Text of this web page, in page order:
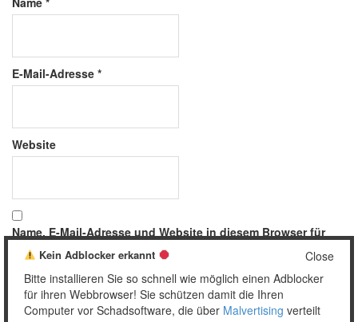
E-Mail-Adresse *
Website
Name, E-Mail-Adresse und Website in diesem Browser für
meinen nächsten Kommentar speichern.
Close
Kein Adblocker erkannt
Bitte installieren Sie so schnell wie möglich einen Adblocker
für ihren Webbrowser! Sie schützen damit die Ihren
Computer vor Schadsoftware, die über Malvertising verteilt